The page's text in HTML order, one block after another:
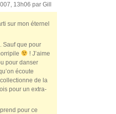
13h06 par Gill
sur mon éternel
Sauf que pour
! J’aime
pour danser
écoute
de la
pour un extra-
pour ce